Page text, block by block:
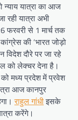
न्याय यात्रा का आज
रही यात्रा अभी
फरवरी से 1 मार्च तक
की ‘भारत जोड़ो
विदेश दौरे पर जा रहे
को लेक्चर देना है।
मध्य प्रदेश में प्रवेश
आज कानपुर
राहुल गांधीइसके
करेंगे।